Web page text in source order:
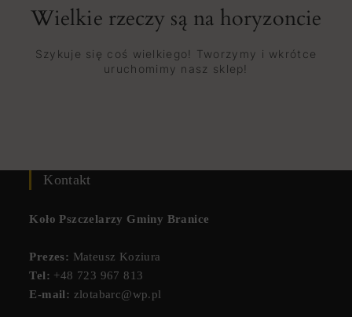
Wielkie rzeczy są na horyzoncie
Szykuje się coś wielkiego! Tworzymy i wkrótce
uruchomimy nasz sklep!
Kontakt
Koło Pszczelarzy Gminy Branice
Prezes: Mateusz Koziura
Tel: +48 723 967 813
E-mail: zlotabarc@wp.pl